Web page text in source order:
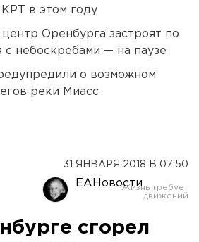
в этом году
Оренбурга застроят по
с небоскребами — на паузе
о возможном
реки Миасс
31 ЯНВАРЯ 2018 В 07:50
ЕАНовости
сгорел